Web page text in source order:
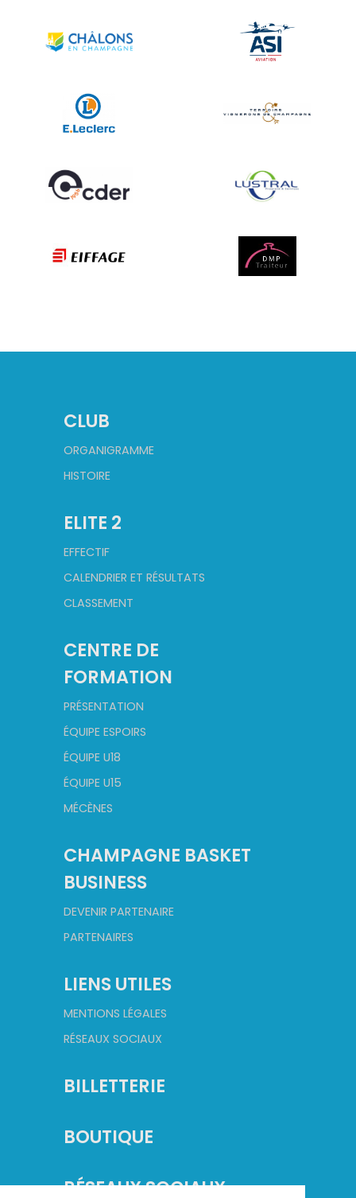
CLUB
ORGANIGRAMME
HISTOIRE
ELITE 2
EFFECTIF
CALENDRIER ET RÉSULTATS
CLASSEMENT
CENTRE DE
FORMATION
PRÉSENTATION
ÉQUIPE ESPOIRS
ÉQUIPE U18
ÉQUIPE U15
MÉCÈNES
CHAMPAGNE BASKET
BUSINESS
DEVENIR PARTENAIRE
PARTENAIRES
LIENS UTILES
MENTIONS LÉGALES
RÉSEAUX SOCIAUX
BILLETTERIE
BOUTIQUE
RÉSEAUX SOCIAUX